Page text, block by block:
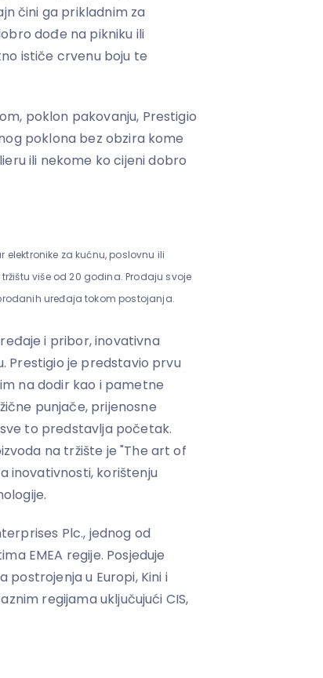
čini ga prikladnim za
dođe na pikniku ili
ističe crvenu boju te
poklon pakovanju, Prestigio
poklona bez obzira kome
ili nekome ko cijeni dobro
elektronike za kućnu, poslovnu ili
više od 20 godina. Prodaju svoje
uređaja tokom postojanja.
i pribor, inovativna
Prestigio je predstavio prvu
na dodir kao i pametne
punjače, prijenosne
to predstavlja početak.
na tržište je "The art of
inovativnosti, korištenju
Plc., jednog od
EMEA regije. Posjeduje
u Europi, Kini i
regijama uključujući CIS,